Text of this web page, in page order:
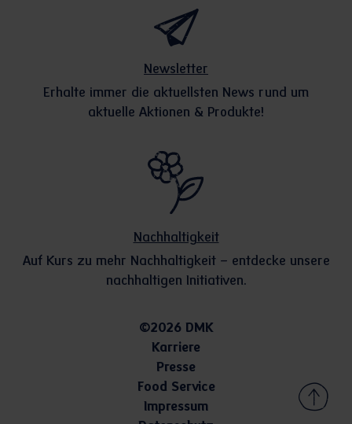
Newsletter
Erhalte immer die aktuellsten News rund um
aktuelle Aktionen & Produkte!
Nachhaltigkeit
Auf Kurs zu mehr Nachhaltigkeit – entdecke unsere
nachhaltigen Initiativen.
©2026 DMK
Karriere
Presse
Food Service
Impressum